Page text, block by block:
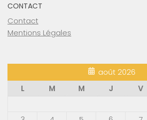
CONTACT
Contact
Mentions Légales
août 2026
L
M M J V